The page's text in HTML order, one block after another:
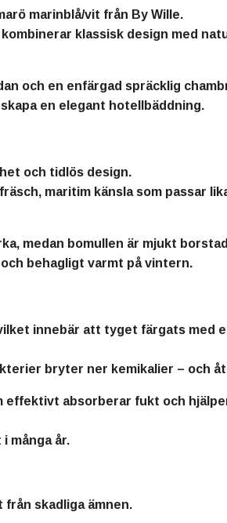
marinblå/vit från By Wille.
kombinerar klassisk design med
och en enfärgad spräcklig
en elegant hotellbäddning.
och tidlös design.
maritim känsla som passar
medan bomullen är mjukt
behagligt varmt på vintern.
innebär att tyget färgats med
bryter ner kemikalier – och
effektivt absorberar fukt och
många år.
skadliga ämnen.